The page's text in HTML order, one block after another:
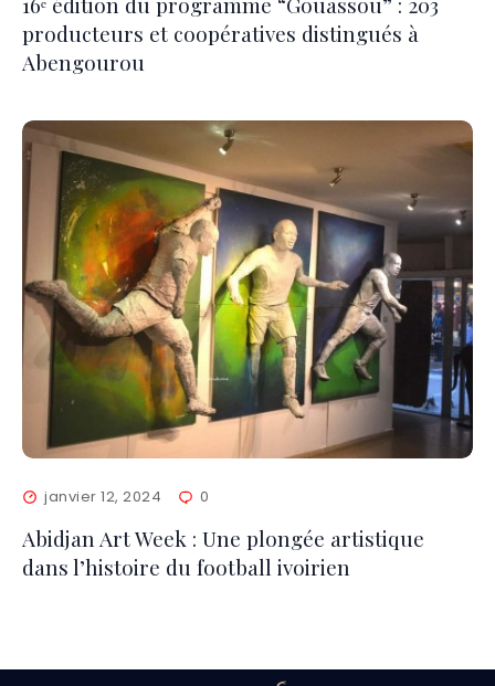
producteurs et coopératives distingués à
Abengourou
janvier 12, 2024 0
Abidjan Art Week : Une plongée artistique
dans l’histoire du football ivoirien